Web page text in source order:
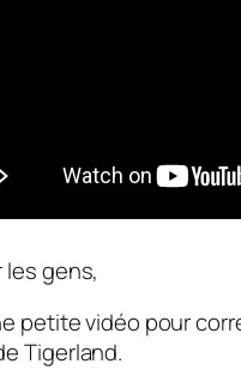
les gens,
petite vidéo pour
Tigerland.